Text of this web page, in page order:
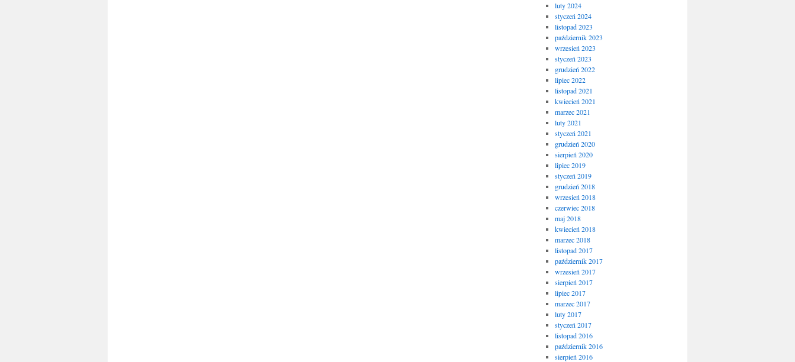
luty 2024
styczeń 2024
listopad 2023
październik 2023
wrzesień 2023
styczeń 2023
grudzień 2022
lipiec 2022
listopad 2021
kwiecień 2021
marzec 2021
luty 2021
styczeń 2021
grudzień 2020
sierpień 2020
lipiec 2019
styczeń 2019
grudzień 2018
wrzesień 2018
czerwiec 2018
maj 2018
kwiecień 2018
marzec 2018
listopad 2017
październik 2017
wrzesień 2017
sierpień 2017
lipiec 2017
marzec 2017
luty 2017
styczeń 2017
listopad 2016
październik 2016
sierpień 2016